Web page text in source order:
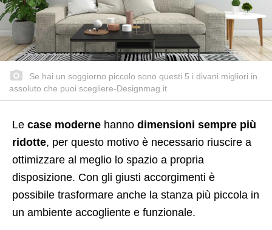
Se hai un soggiorno piccolo sono questi 5 i divani migliori in
assoluto che puoi scegliere-Designmag.it
Le case moderne hanno dimensioni sempre più
ridotte, per questo motivo è necessario riuscire a
ottimizzare al meglio lo spazio a propria
disposizione. Con gli giusti accorgimenti è
possibile trasformare anche la stanza più piccola in
un ambiente accogliente e funzionale.